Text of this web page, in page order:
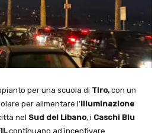
per una scuola di Tiro,con un
per alimentare l’illuminazione
nel Sud del Libano, i Caschi Blu
continuano ad incentivare